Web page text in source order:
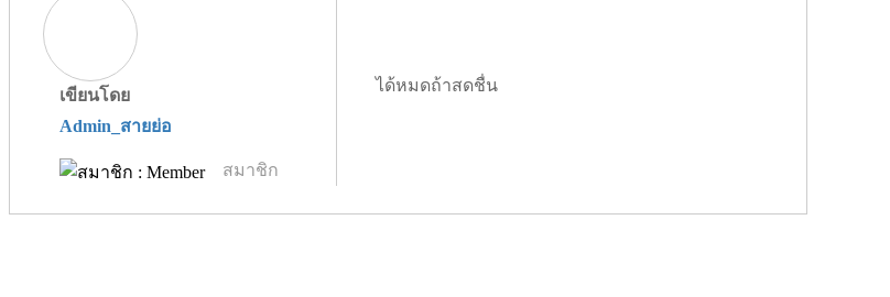
เขียนโดย
Admin_สายย่อ
สมาชิก
ได้หมดถ้าสดชื่น